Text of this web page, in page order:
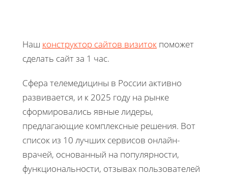
Наш конструктор сайтов визиток поможет
сделать сайт за 1 час.
Сфера телемедицины в России активно
развивается, и к 2025 году на рынке
сформировались явные лидеры,
предлагающие комплексные решения. Вот
список из 10 лучших сервисов онлайн-
врачей, основанный на популярности,
функциональности, отзывах пользователей